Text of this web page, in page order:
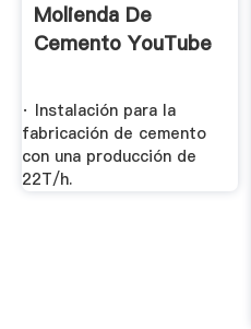
Molienda De
Cemento YouTube
· Instalación para la
fabricación de cemento
con una producción de
22T/h.